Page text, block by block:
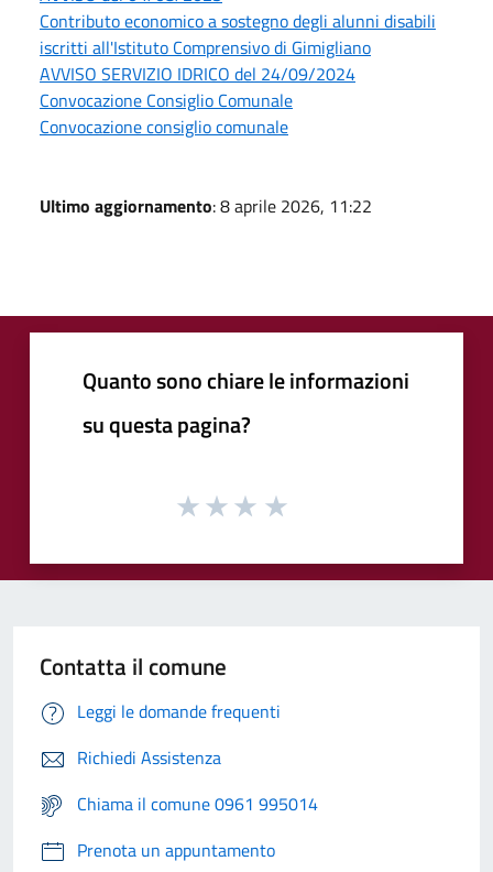
Contributo economico a sostegno degli alunni disabili
iscritti all'Istituto Comprensivo di Gimigliano
AVVISO SERVIZIO IDRICO del 24/09/2024
Convocazione Consiglio Comunale
Convocazione consiglio comunale
Ultimo aggiornamento: 8 aprile 2026, 11:22
Quanto sono chiare le informazioni
su questa pagina?
Contatta il comune
Leggi le domande frequenti
Richiedi Assistenza
Chiama il comune 0961 995014
Prenota un appuntamento